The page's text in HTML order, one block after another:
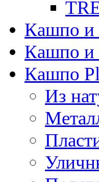
Кашпо и
Кашпо и
Кашпо
Из